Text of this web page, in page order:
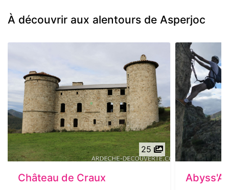
À découvrir aux alentours de Asperjoc
25
Château de Craux